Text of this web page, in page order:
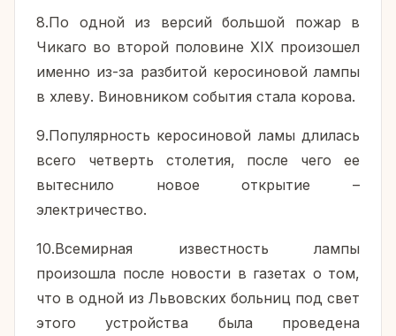
8.По одной из версий большой пожар в
Чикаго во второй половине XIX произошел
именно из-за разбитой керосиновой лампы
в хлеву. Виновником события стала корова.
9.Популярность керосиновой ламы длилась
всего четверть столетия, после чего ее
вытеснило новое открытие –
электричество.
10.Всемирная известность лампы
произошла после новости в газетах о том,
что в одной из Львовских больниц под свет
этого устройства была проведена